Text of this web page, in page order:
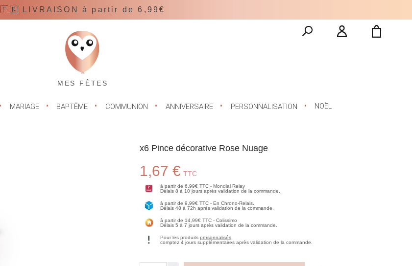
🇫🇷 LIVRAISON à partir de 6,99€
MES FÊTES
MARIAGE BAPTÊME COMMUNION ANNIVERSAIRE PERSONNALISATION NOËL
x6 Pince décorative Rose Nuage
1,67 € TTC
à partir de 6,99€ TTC - Mondial Relay
Délais 8 à 10 jours après validation de la commande.
à partir de 9,99€ TTC - En Chrono-Relais.
Délais 48 à 72h après validation de la commande.
à partir de 14,99€ TTC - Colissimo
Délais 5 à 7 jours après validation de la commande.
Pour les produitspersonnalisés
comptez 4 jours supplémentaires après validation de la commande.